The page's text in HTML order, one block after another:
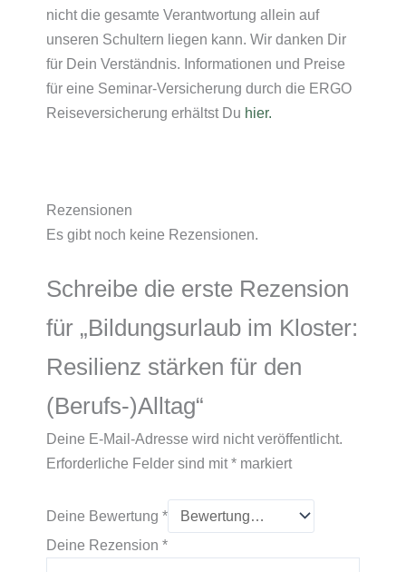
nicht die gesamte Verantwortung allein auf
unseren Schultern liegen kann. Wir danken Dir
für Dein Verständnis. Informationen und Preise
für eine Seminar-Versicherung durch die ERGO
Reiseversicherung erhältst Du hier.
Rezensionen
Es gibt noch keine Rezensionen.
Schreibe die erste Rezension
für „Bildungsurlaub im Kloster:
Resilienz stärken für den
(Berufs-)Alltag“
Deine E-Mail-Adresse wird nicht veröffentlicht.
Erforderliche Felder sind mit* markiert
Deine Bewertung *
Deine Rezension *